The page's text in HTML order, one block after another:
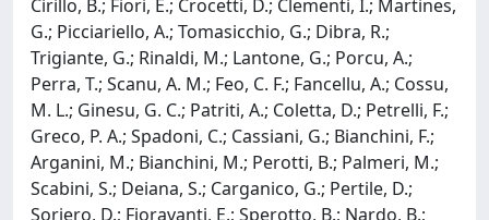
Cirillo, B.; Fiori, E.; Crocetti, D.; Clementi, I.; Martines,
G.; Picciariello, A.; Tomasicchio, G.; Dibra, R.;
Trigiante, G.; Rinaldi, M.; Lantone, G.; Porcu, A.;
Perra, T.; Scanu, A. M.; Feo, C. F.; Fancellu, A.; Cossu,
M. L.; Ginesu, G. C.; Patriti, A.; Coletta, D.; Petrelli, F.;
Greco, P. A.; Spadoni, C.; Cassiani, G.; Bianchini, F.;
Arganini, M.; Bianchini, M.; Perotti, B.; Palmeri, M.;
Scabini, S.; Deiana, S.; Carganico, G.; Pertile, D.;
Soriero, D.; Fioravanti, E.; Sperotto, B.; Nardo, B.;